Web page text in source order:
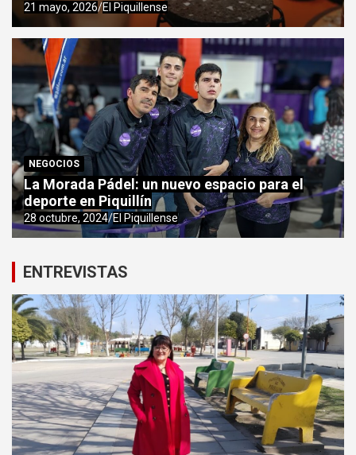
21 mayo, 2026 El Piquillense
NEGOCIOS
La Morada Pádel: un nuevo espacio para el
deporte en Piquillín
28 octubre, 2024 El Piquillense
ENTREVISTAS